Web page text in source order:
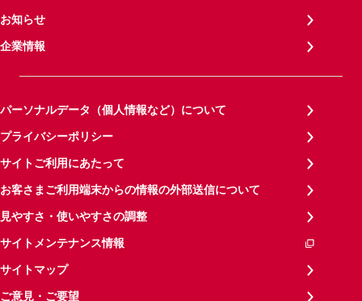
お知らせ
企業情報
パーソナルデータ（個人情報など）について
プライバシーポリシー
サイトご利用にあたって
お客さまご利用端末からの情報の外部送信について
見やすさ・使いやすさの調整
サイトメンテナンス情報
サイトマップ
ご意見・ご要望